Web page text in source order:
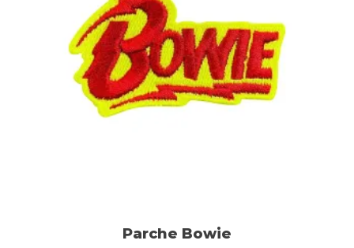
Parche Bowie